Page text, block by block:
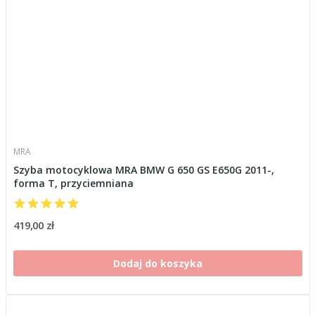
MRA
Szyba motocyklowa MRA BMW G 650 GS E650G 2011-,
forma T, przyciemniana
419,00 zł
Dodaj do koszyka